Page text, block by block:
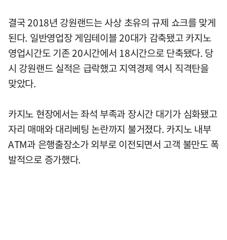
결국 2018년 강원랜드는 사상 초유의 규제 쇼크를 맞게
된다. 일반영업장 게임테이블 20대가 감축됐고 카지노
영업시간도 기존 20시간에서 18시간으로 단축됐다. 당
시 강원랜드 실적은 급락했고 지역경제 역시 직격탄을
맞았다.
카지노 현장에서는 좌석 부족과 장시간 대기가 심화됐고
자리 매매와 대리베팅 논란까지 불거졌다. 카지노 내부
ATM과 은행출장소가 외부로 이전되면서 고객 불만도 폭
발적으로 증가했다.